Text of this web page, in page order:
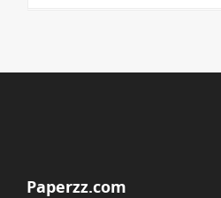
Paperzz.com